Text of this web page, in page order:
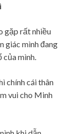
gặp rất nhiều
giác mình đang
mình.
chính cái thân
vui cho Minh